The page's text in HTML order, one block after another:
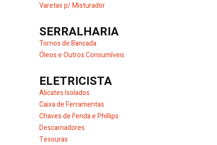
Varetas p/ Misturador
SERRALHARIA
Tornos de Bancada
Óleos e Outros Consumíveis
ELETRICISTA
Alicates Isolados
Caixa de Ferramentas
Chaves de Fenda e Phillips
Descarnadores
Tesouras